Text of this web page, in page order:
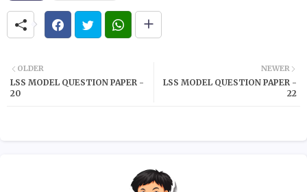
NEWER
LSS MODEL QUESTION PAPER -
22
OLDER
LSS MODEL QUESTION PAPER -
20